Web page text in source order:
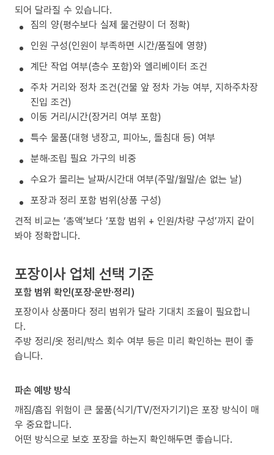
되어 달라질 수 있습니다.
짐의 양(평수보다 실제 물건량이 더 정확)
인원 구성(인원이 부족하면 시간/품질에 영향)
계단 작업 여부(층수 포함)와 엘리베이터 조건
주차 거리와 정차 조건(건물 앞 정차 가능 여부, 지하주차장
진입 조건)
이동 거리/시간(장거리 여부 포함)
특수 물품(대형 냉장고, 피아노, 돌침대 등) 여부
분해·조립 필요 가구의 비중
수요가 몰리는 날짜/시간대 여부(주말/월말/손 없는 날)
포장과 정리 포함 범위(상품 구성)
견적 비교는 ‘총액’보다 ‘포함 범위 + 인원/차량 구성’까지 같이
봐야 정확합니다.
포장이사 업체 선택 기준
포함 범위 확인(포장·운반·정리)
포장이사 상품마다 정리 범위가 달라 기대치 조율이 필요합니
다.
주방 정리/옷 정리/박스 회수 여부 등은 미리 확인하는 편이 좋
습니다.
파손 예방 방식
깨짐/흠집 위험이 큰 물품(식기/TV/전자기기)은 포장 방식이 매
우 중요합니다.
어떤 방식으로 보호 포장을 하는지 확인해두면 좋습니다.